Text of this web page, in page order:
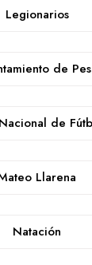
Legionarios
de
de
Llarena
Natación